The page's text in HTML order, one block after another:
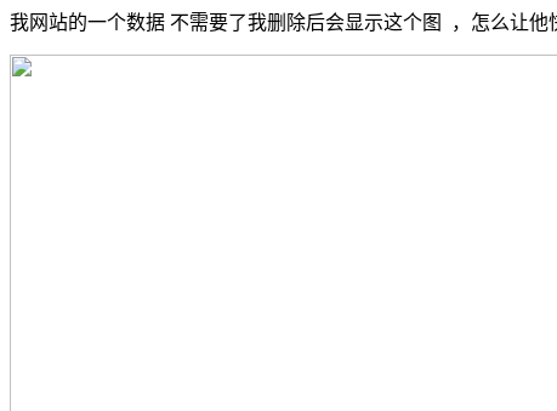
我网站的一个数据 不需要了我删除后会显示这个图 ，怎么让